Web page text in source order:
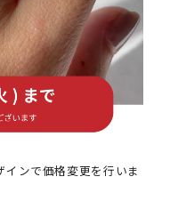
ンで価格変更を行いま